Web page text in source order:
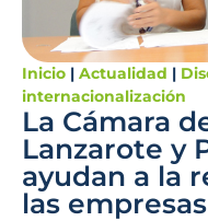
Inicio | Actualidad |
internacionalización
La Cámara
Lanzarote y
ayudan a la
las